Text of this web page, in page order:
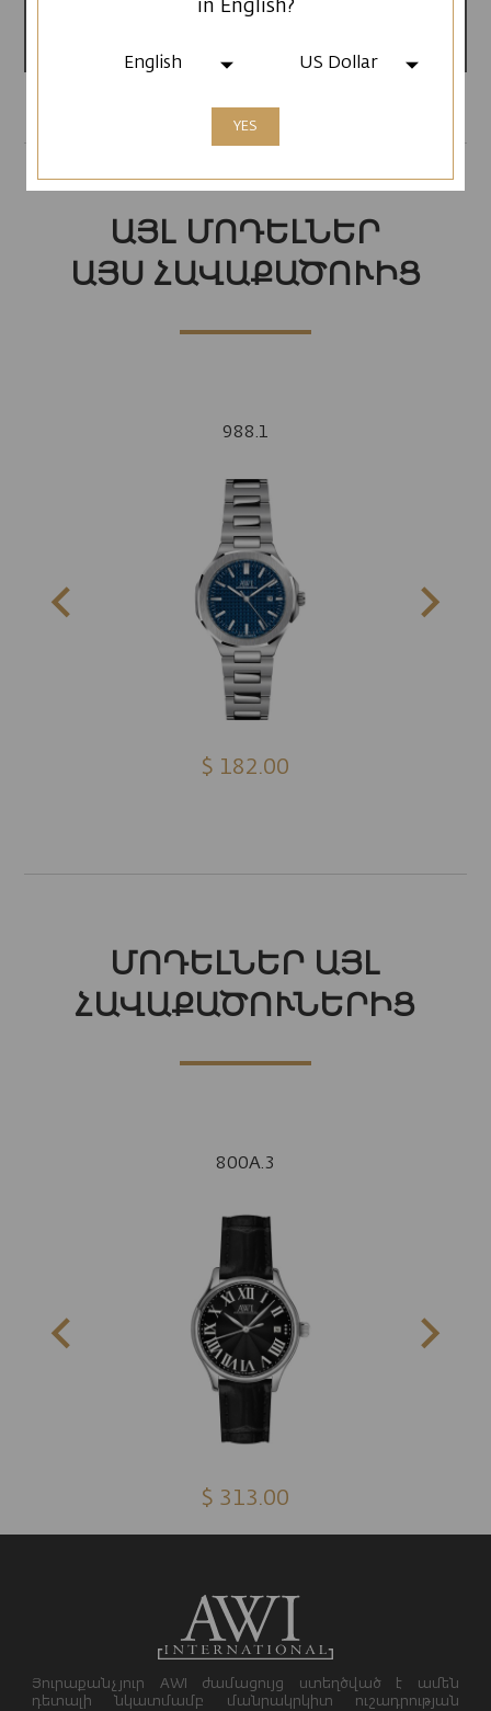
Արտադրված է
ԱՅԼ ՄՈԴԵԼՆԵՐ
ԱՅՍ ՀԱՎԱՔԱԾՈՒԻՑ
988.1
$ 182.00
ՄՈԴԵԼՆԵՐ ԱՅԼ
ՀԱՎԱՔԱԾՈՒՆԵՐԻՑ
800A.3
$ 313.00
Յուրաքանչյուր AWI ժամացույց ստեղծված է ամեն
դետալի նկատմամբ մանրակրկիտ ուշադրության
in English?
English US Dollar
YES